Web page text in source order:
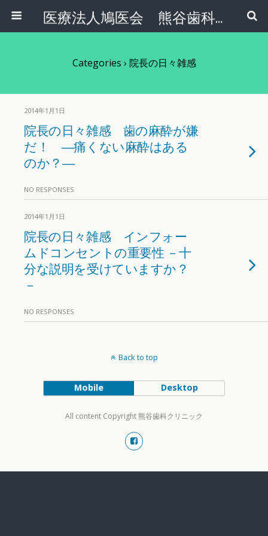
医療法人鳩医会 熊谷歯科クリニック
Categories › 院長の日々雑感
2014年1月1日
院長の日々雑感 歯の麻酔が嫌
だ！ ―痛くない麻酔はある
のか？―
NO RESPONSES
2014年1月1日
院長の日々雑感 インフォー
ムドコンセントの重要性 －十
分な説明を受けていますか？
－
NO RESPONSES
Back to top
Mobile Desktop
All content Copyright 熊谷歯科クリニック